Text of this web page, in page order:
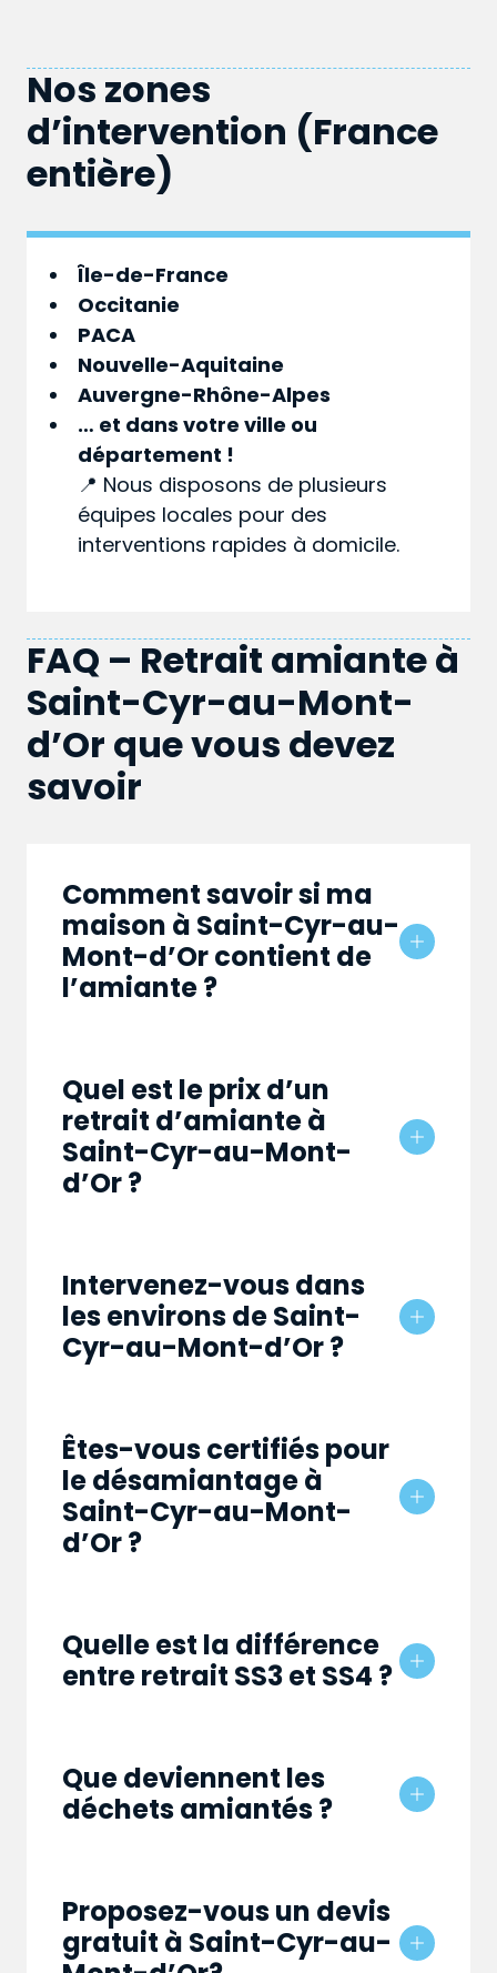
Nos zones
d’intervention (France
entière)
Île-de-France
Occitanie
PACA
Nouvelle-Aquitaine
Auvergne-Rhône-Alpes
… et dans votreville ou
département !
📍 Nous disposons de plusieurs
équipes locales pour des
interventions rapides à domicile.
FAQ – Retrait amiante à
Saint-Cyr-au-Mont-
d’Or que vous devez
savoir
Comment savoir si ma
maison à Saint-Cyr-au-
Mont-d’Or contient de
l’amiante ?
Quel est le prix d’un
retrait d’amiante à
Saint-Cyr-au-Mont-
d’Or ?
Intervenez-vous dans
les environs de Saint-
Cyr-au-Mont-d’Or ?
Êtes-vous certifiés pour
le désamiantage à
Saint-Cyr-au-Mont-
d’Or ?
Quelle est la différence
entre retrait SS3 et SS4 ?
Que deviennent les
déchets amiantés ?
Proposez-vous un devis
gratuit à Saint-Cyr-au-